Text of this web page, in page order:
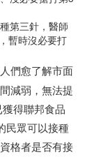
第三針，醫師
暫時沒必要打
們愈了解市面
減弱，無法提
得聯邦食品
民眾可以接種
格者是否有接